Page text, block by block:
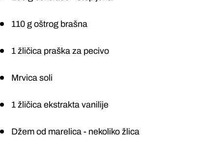
110 g oštrog brašna
1 žličica praška za pecivo
Mrvica soli
1 žličica ekstrakta vanilije
Džem od marelica - nekoliko žlica